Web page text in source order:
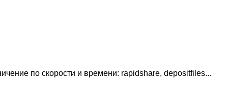
по скорости и времени: rapidshare, depositfiles...